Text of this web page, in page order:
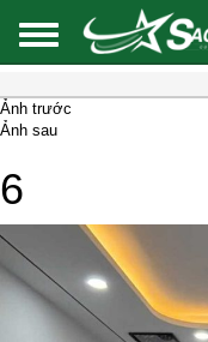
Ảnh trước
Ảnh sau
6